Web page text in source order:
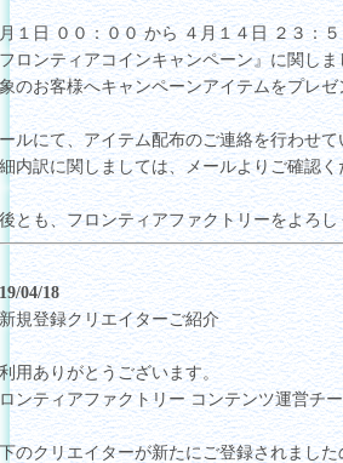
１日 ００：００ から ４月１４日 ２３：
フロンティアコインキャンペーン』に関しま
のお客様へキャンペーンアイテムをプレ
ールにて、アイテム配布のご連絡を行わせ
内訳に関しましては、メールよりご確認く
とも、フロンティアファクトリーをよろ
04/18
規登録クリエイターご紹介
用ありがとうございます。
ンティアファクトリー コンテンツ運営チ
のクリエイターが新たにご登録されまし